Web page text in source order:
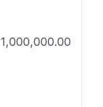
1,000,000.00